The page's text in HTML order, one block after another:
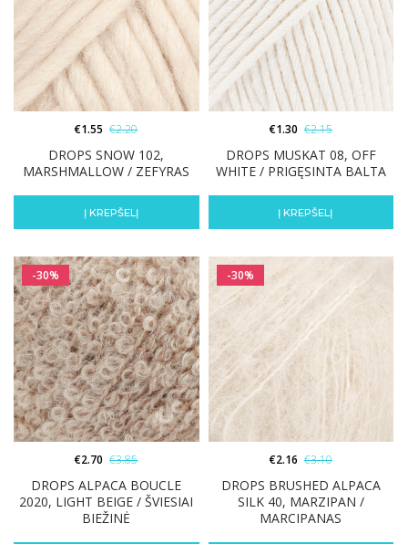
DROPS SNOW 102,
MARSHMALLOW / ZEFYRAS
€1.55 €2.20
Į KREPŠELĮ
DROPS MUSKAT 08, OFF
WHITE / PRIGĘSINTA BALTA
€1.30 €2.15
Į KREPŠELĮ
-30%
DROPS ALPACA BOUCLE
2020, LIGHT BEIGE / ŠVIESIAI
BIEŽINĖ
€2.70 €3.85
-30%
DROPS BRUSHED ALPACA
SILK 40, MARZIPAN /
MARCIPANAS
€2.16 €3.10